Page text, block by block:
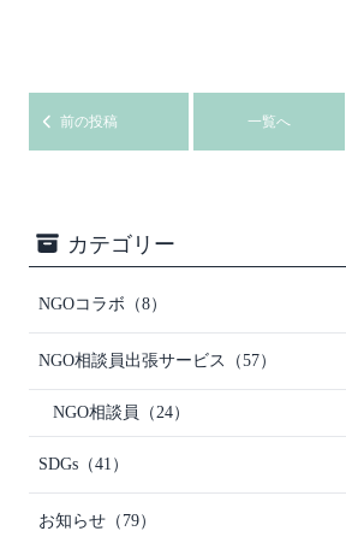
前の投稿 一覧へ
カテゴリー
NGOコラボ （8）
NGO相談員出張サービス （57）
NGO相談員 （24）
SDGs （41）
お知らせ （79）